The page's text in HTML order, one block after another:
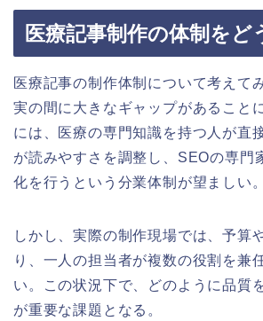
医療記事制作の体制をど
医療記事の制作体制について考えて
実の間に大きなギャップがあること
には、医療の専門知識を持つ人が直
が読みやすさを調整し、SEOの専門
化を行うという分業体制が望ましい。
しかし、実際の制作現場では、予算
り、一人の担当者が複数の役割を兼
い。この状況下で、どのように品質
が重要な課題となる。